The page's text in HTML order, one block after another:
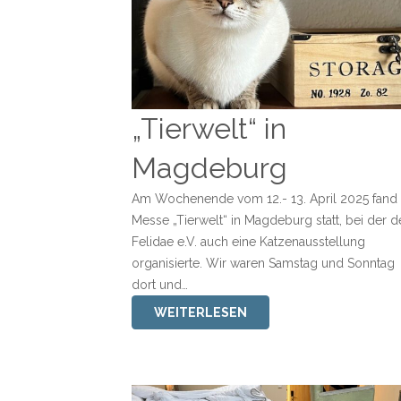
„Tierwelt“ in
Magdeburg
Am Wochenende vom 12.- 13. April 2025 fand
Messe „Tierwelt“ in Magdeburg statt, bei der
Felidae e.V. auch eine Katzenausstellung
organisierte. Wir waren Samstag und Sonntag
dort und…
WEITERLESEN